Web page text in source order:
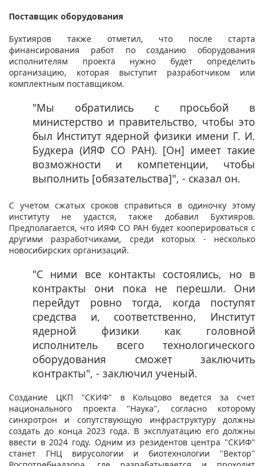
Поставщик оборудования
Бухтияров также отметил, что после старта
финансирования работ по созданию оборудования
исполнителям проекта нужно будет определить
организацию, которая выступит разработчиком или
комплектным поставщиком.
"Мы обратились с просьбой в
министерство и правительство, чтобы это
был Институт ядерной физики имени Г. И.
Будкера (ИЯФ СО РАН). [Он] имеет такие
возможности и компетенции, чтобы
выполнить [обязательства]", - сказал он.
С учетом сжатых сроков справиться в одиночку этому
институту не удастся, также добавил Бухтияров.
Предполагается, что ИЯФ СО РАН будет кооперироваться с
другими разработчиками, среди которых - несколько
новосибирских организаций.
"С ними все контакты состоялись, но в
контракты они пока не перешли. Они
перейдут ровно тогда, когда поступят
средства и, соответственно, Институт
ядерной физики как головной
исполнитель всего технологического
оборудования сможет заключить
контракты", - заключил ученый. ​
Создание ЦКП "СКИФ" в Кольцово ведется за счет
национального проекта "Наука", согласно которому
синхротрон и сопутствующую инфраструктуру должны
создать до конца 2023 года. В эксплуатацию его должны
ввести в 2024 году. Одним из резидентов центра "СКИФ"
станет ГНЦ вирусологии и биотехнологии "Вектор"